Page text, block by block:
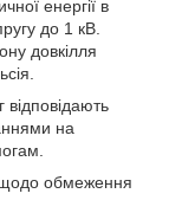
енергії в
до 1 кВ.
довкілля
відповідають
на
щодо обмеження